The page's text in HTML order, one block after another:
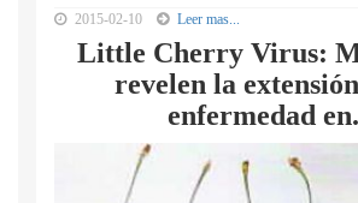
2015-02-10 Leer mas...
Little Cherry Virus:
revelen la
enfermedad